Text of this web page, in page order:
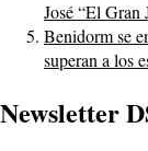
José “El Gran
Benidorm se
superan a los
Newsletter